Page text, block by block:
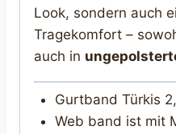
Look, sondern auch
Tragekomfort –
auch in
Gurtband Türkis
Web band ist mit